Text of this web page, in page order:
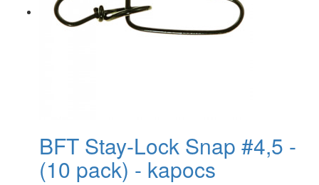
BFT Stay-Lock Snap #4,5 -
(10 pack) - kapocs